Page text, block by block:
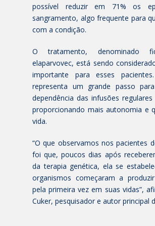
possível reduzir em 71% os
sangramento, algo frequente para
com a condição.
O tratamento, denominado
elaparvovec, está sendo
importante para esses
representa um grande passo
dependência das infusões
proporcionando mais autonomia e
vida.
“O que observamos nos pacientes
foi que, poucos dias após
da terapia genética, ela se
organismos começaram a
pela primeira vez em suas vidas”,
Cuker, pesquisador e autor principal